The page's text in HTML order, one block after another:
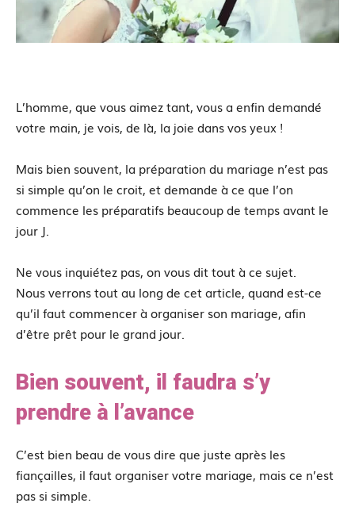
L’homme, que vous aimez tant, vous a enfin demandé
votre main, je vois, de là, la joie dans vos yeux !
Mais bien souvent, la préparation du mariage n’est pas
si simple qu’on le croit, et demande à ce que l’on
commence les préparatifs beaucoup de temps avant le
jour J.
Ne vous inquiétez pas, on vous dit tout à ce sujet.
Nous verrons tout au long de cet article, quand est-ce
qu’il faut commencer à organiser son mariage, afin
d’être prêt pour le grand jour.
Bien souvent, il faudra s’y
prendre à l’avance
C’est bien beau de vous dire que juste après les
fiançailles, il faut organiser votre mariage, mais ce n’est
pas si simple.